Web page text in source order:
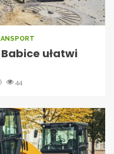
ułatwi
44